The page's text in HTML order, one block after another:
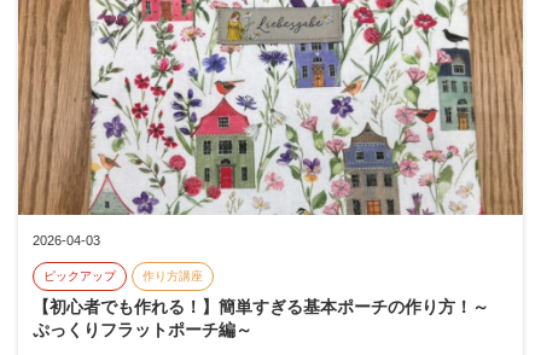
2026-04-03
ピックアップ 作り方講座
【初心者でも作れる！】簡単すぎる基本ポーチの作り方！～
ぷっくりフラットポーチ編～